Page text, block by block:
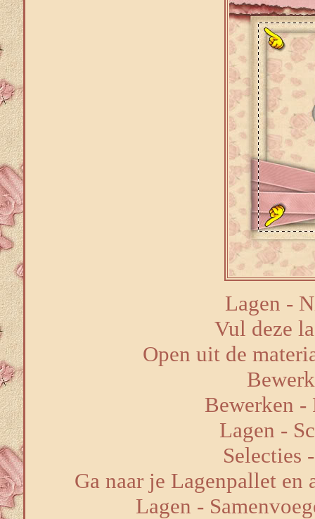
Lagen -
Vul deze
Open uit de
Bewerken -
Lagen -
Selecties
Ga naar je Lagenpallet en
Lagen -